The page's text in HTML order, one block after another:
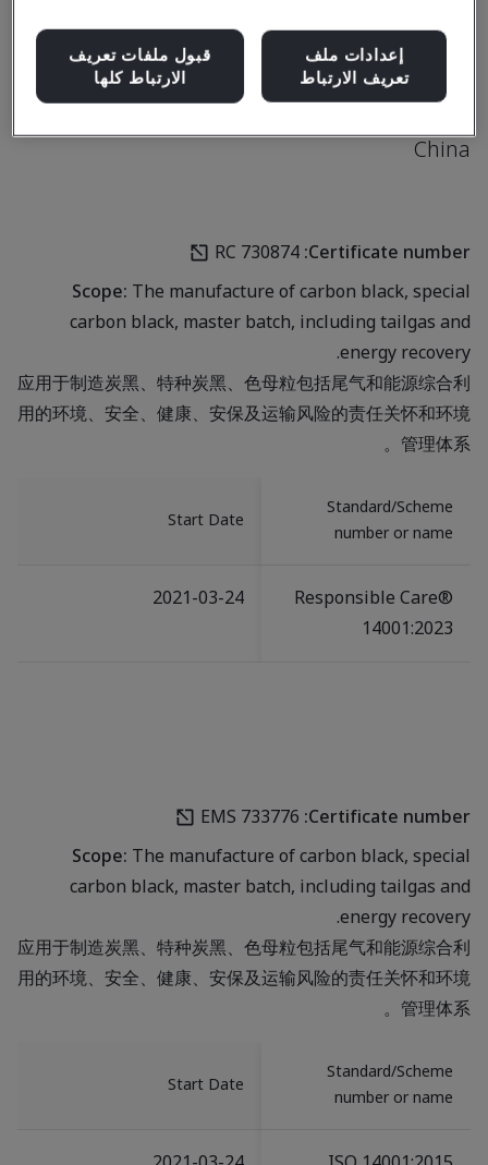
No. 1, Yaoshan Road
Hangu District
300480
China
Certificate number:
RC 730874
Scope:The manufacture of carbon black, special
carbon black, master batch, including tailgas and
energy recovery.
应用于制造炭黑、特种炭黑、色母粒包括尾气和能源综合利
用的环境、安全、健康、安保及运输风险的责任关怀和环境
管理体系。
Standard/Scheme
number or name
Start Date
Responsible Care®
14001:2023
2021-03-24
Certificate number:
EMS 733776
Scope:The manufacture of carbon black, special
carbon black, master batch, including tailgas and
energy recovery.
应用于制造炭黑、特种炭黑、色母粒包括尾气和能源综合利
用的环境、安全、健康、安保及运输风险的责任关怀和环境
管理体系。
Standard/Scheme
number or name
Start Date
إعدادات ملف
تعريف الارتباط
قبول ملفات تعريف
الارتباط كلها